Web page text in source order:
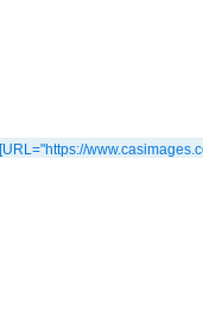
[URL="https://